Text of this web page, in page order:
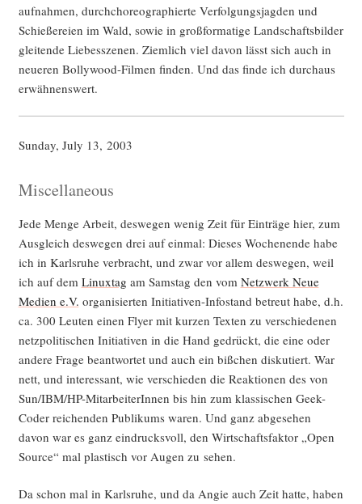
auf­nah­men, durch­cho­reo­gra­phier­te Ver­fol­gungs­jag­den und
Schie­ße­rei­en im Wald, sowie in groß­for­ma­ti­ge Land­schafts­bil­der
glei­ten­de Lie­bes­sze­nen. Ziem­lich viel davon lässt sich auch in
neue­ren Bol­ly­wood-Fil­men fin­den. Und das fin­de ich durch­aus
erwähnenswert.
Sun­day, July 13, 2003
Miscellaneous
Jede Men­ge Arbeit, des­we­gen wenig Zeit für Ein­trä­ge hier, zum
Aus­gleich des­we­gen drei auf ein­mal: Die­ses Wochen­en­de habe
ich in Karls­ru­he ver­bracht, und zwar vor allem des­we­gen, weil
ich auf dem Linux­tag am Sams­tag den vom Netz­werk Neue
Medi­en e.V. orga­ni­sier­ten Initia­ti­ven-Info­stand betreut habe, d.h.
ca. 300 Leu­ten einen Fly­er mit kur­zen Tex­ten zu ver­schie­de­nen
netz­po­li­ti­schen Initia­ti­ven in die Hand gedrückt, die eine oder
ande­re Fra­ge beant­wor­tet und auch ein biß­chen dis­ku­tiert. War
nett, und inter­es­sant, wie ver­schie­den die Reak­tio­nen des von
Sun/IB­M/HP-Mit­ar­bei­te­rIn­nen bis hin zum klas­si­schen Geek-
Coder rei­chen­den Publi­kums waren. Und ganz abge­se­hen
davon war es ganz ein­drucks­voll, den Wirt­schafts­fak­tor „Open
Source“ mal plas­tisch vor Augen zu sehen.
Da schon mal in Karls­ru­he, und da Angie auch Zeit hat­te, haben